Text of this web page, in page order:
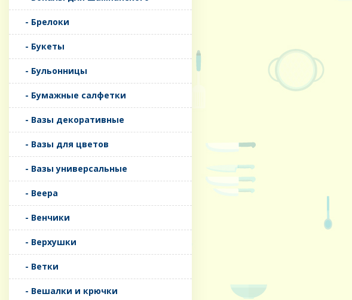
- Брелоки
- Букеты
- Бульонницы
- Бумажные салфетки
- Вазы декоративные
- Вазы для цветов
- Вазы универсальные
- Веера
- Венчики
- Верхушки
- Ветки
- Вешалки и крючки